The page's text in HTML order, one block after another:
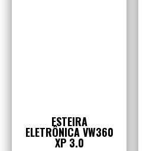
ESTEIRA
ELETRÔNICA VW360
XP 3.0